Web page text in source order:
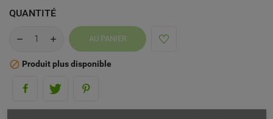
QUANTITÉ
AU PANIER
 Produit plus disponible